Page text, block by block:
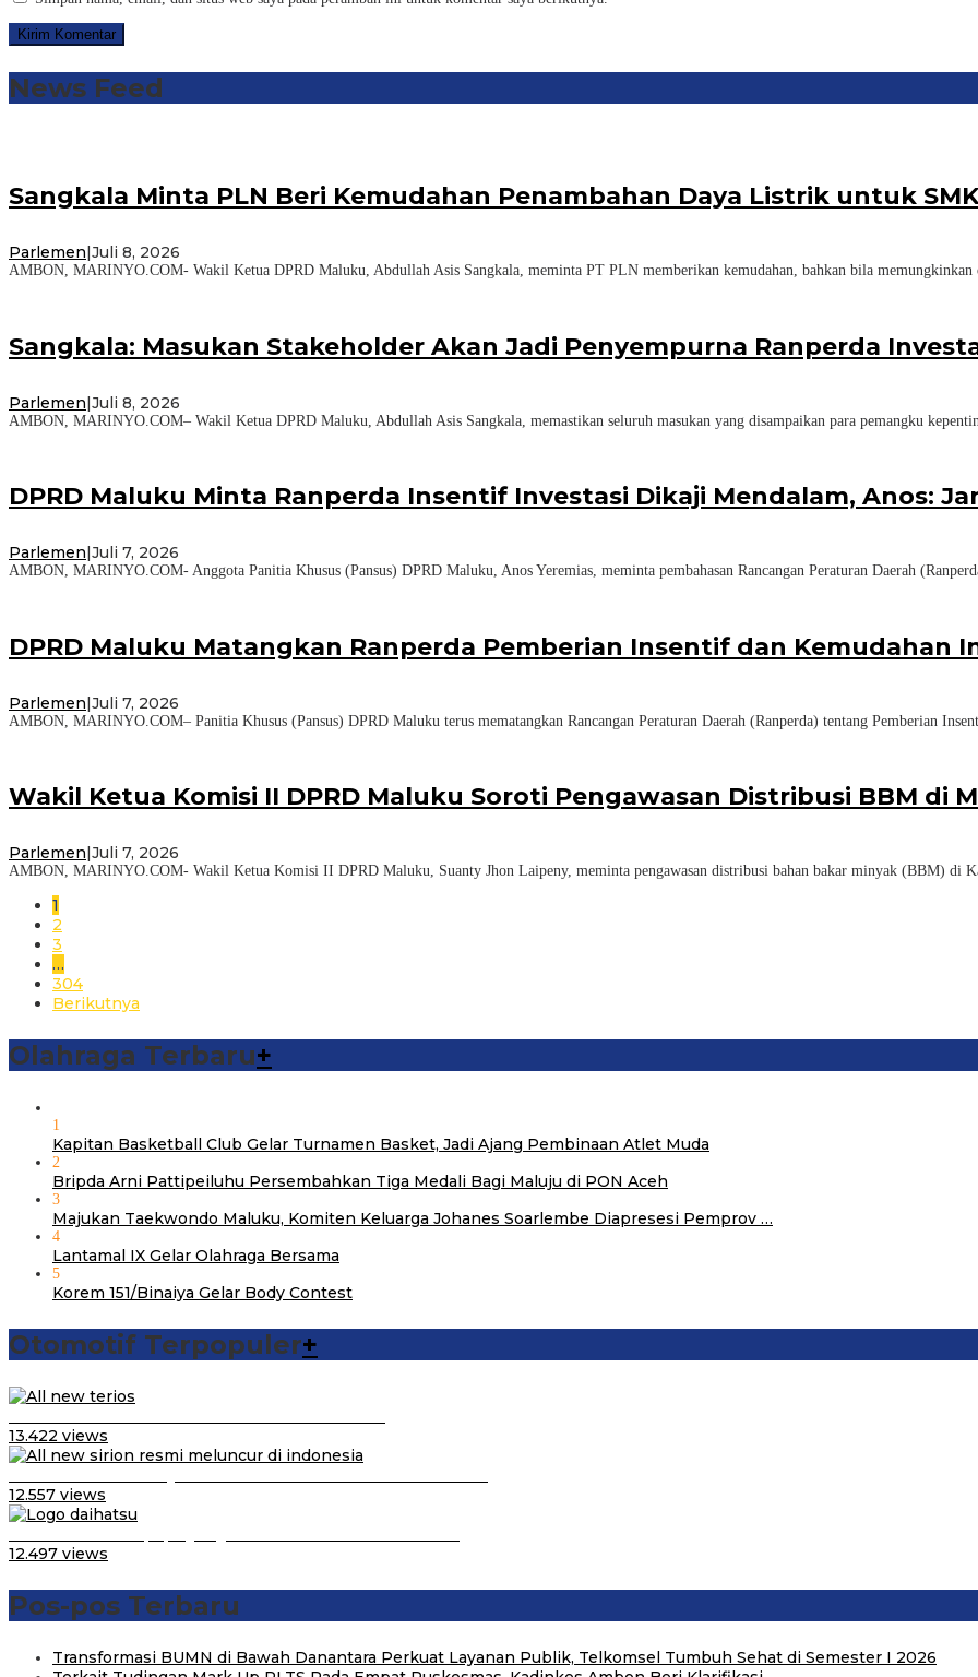
News Feed
Sangkala Minta PLN Beri Kemudahan Penambahan Daya Listrik untuk
Parlemen Juli 8, 2026
AMBON, MARINYO.COM- Wakil Ketua DPRD Maluku, Abdullah Asis Sangkala, meminta PT PLN memberikan kemudahan, bahkan bila memungkinkan
Sangkala: Masukan Stakeholder Akan Jadi Penyempurna Ranperda
Parlemen|Juli 8, 2026
AMBON, MARINYO.COM– Wakil Ketua DPRD Maluku, Abdullah Asis Sangkala, memastikan seluruh masukan yang disampaikan para pemangku
DPRD Maluku Minta Ranperda Insentif Investasi Dikaji Mendalam, Anos:
Parlemen Juli 7, 2026
AMBON, MARINYO.COM- Anggota Panitia Khusus (Pansus) DPRD Maluku, Anos Yeremias, meminta pembahasan Rancangan Peraturan Daerah
DPRD Maluku Matangkan Ranperda Pemberian Insentif dan Kemudahan
Parlemen|Juli 7, 2026
AMBON, MARINYO.COM– Panitia Khusus (Pansus) DPRD Maluku terus mematangkan Rancangan Peraturan Daerah (Ranperda) tentang Pemberian
Wakil Ketua Komisi II DPRD Maluku Soroti Pengawasan Distribusi BBM di
Parlemen Juli 7, 2026
AMBON, MARINYO.COM- Wakil Ketua Komisi II DPRD Maluku, Suanty Jhon Laipeny, meminta pengawasan distribusi bahan bakar minyak (BBM) di
1
2
3
…
304
Berikutnya
Olahraga Terbaru+
1
Kapitan Basketball Club Gelar Turnamen Basket, Jadi Ajang Pembinaan Atlet Muda
2
Bripda Arni Pattipeiluhu Persembahkan Tiga Medali Bagi Maluju di PON Aceh
3
Majukan Taekwondo Maluku, Komiten Keluarga Johanes Soarlembe Diapresesi Pemprov …
4
Lantamal IX Gelar Olahraga Bersama
5
Korem 151/Binaiya Gelar Body Contest
Otomotif Terpopuler+
13.422 views
12.557 views
12.497 views
Pos-pos Terbaru
Transformasi BUMN di Bawah Danantara Perkuat Layanan Publik, Telkomsel Tumbuh Sehat di Semester I 2026